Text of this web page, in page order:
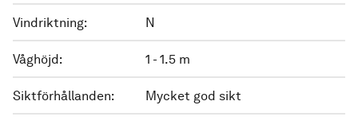
Vindriktning: N
Våghöjd: 1 - 1.5 m
Siktförhållanden: Mycket god sikt